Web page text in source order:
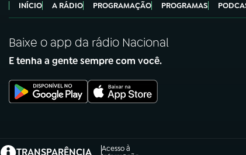
INÍCIO A RÁDIO PROGRAMAÇÃO PROGRAMAS
Baixe o app da rádio Nacional
E tenha a gente sempre com você.
TRANSPARÊNCIA
Acesso à